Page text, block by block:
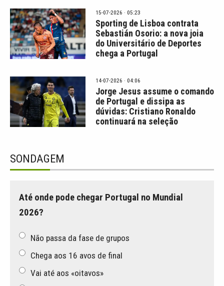
15-07-2026 · 05:23
Sporting de Lisboa contrata
Sebastián Osorio: a nova joia
do Universitário de Deportes
chega a Portugal
14-07-2026 · 04:06
Jorge Jesus assume o comando
de Portugal e dissipa as
dúvidas: Cristiano Ronaldo
continuará na seleção
SONDAGEM
Até onde pode chegar Portugal no Mundial
2026?
Não passa da fase de grupos
Chega aos 16 avos de final
Vai até aos «oitavos»